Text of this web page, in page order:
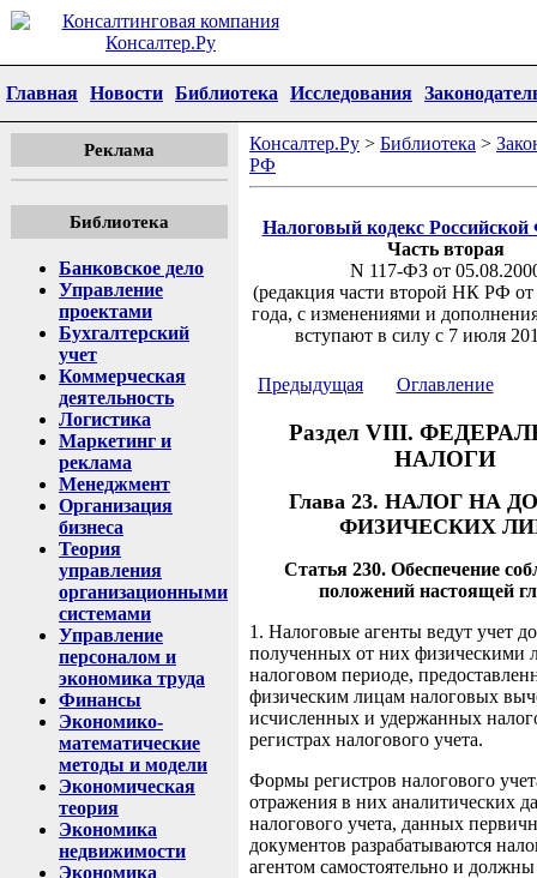
Главная Новости Библиотека Исследования
Реклама
Библиотека
Банковское дело
Управление
проектами
Бухгалтерский
учет
Коммерческая
деятельность
Логистика
Маркетинг и
реклама
Менеджмент
Организация
бизнеса
Теория
управления
организационными
системами
Управление
персоналом и
экономика труда
Финансы
Экономико-
математические
методы и модели
Экономическая
теория
Экономика
недвижимости
Экономика
Консалтер.Ру > Библиотека >
РФ
Налоговый кодекс Российской
Часть вторая
N 117-ФЗ от
(редакция части второй НК РФ
года, с изменениями и
вступают в силу с 7 июля
Предыдущая Оглавление
Раздел VIII.
НАЛОГИ
Глава 23. НАЛОГ НА
ФИЗИЧЕСКИХ
Статья 230. Обеспечение
положений настоящей
1. Налоговые агенты ведут учет
полученных от них физическими
налоговом периоде,
физическим лицам налоговых
исчисленных и удержанных
регистрах налогового учета.
Формы регистров налогового
отражения в них аналитических
налогового учета, данных
документов разрабатываются
агентом самостоятельно и